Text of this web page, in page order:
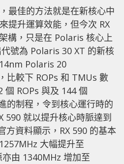
最佳的方法就是在新核心中
提升運算效能，但今次 RX
構，只是在 Polaris 核心上
號為 Polaris 30 XT 的新核
Polaris 20
比較下 ROPs 和 TMUs 數
個 ROPs 與及 144 個
的制程，令到核心運行時的
590 就以提升核心時脈達到
方資料顯示，RX 590 的基本
大幅提升至
由 1340MHz 增加至